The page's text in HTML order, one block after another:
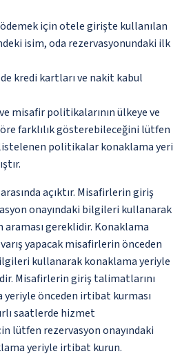
için otele girişte kullanılan
isim, oda rezervasyonundaki ilk
kredi kartları ve nakit kabul
misafir politikalarının ülkeye ve
farklılık gösterebileceğini lütfen
politikalar konaklama yeri
açıktır. Misafirlerin giriş
onayındaki bilgileri kullanarak
gereklidir. Konaklama
yapacak misafirlerin önceden
kullanarak konaklama yeriyle
Misafirlerin giriş talimatlarını
önceden irtibat kurması
saatlerde hizmet
lütfen rezervasyon onayındaki
yeriyle irtibat kurun.